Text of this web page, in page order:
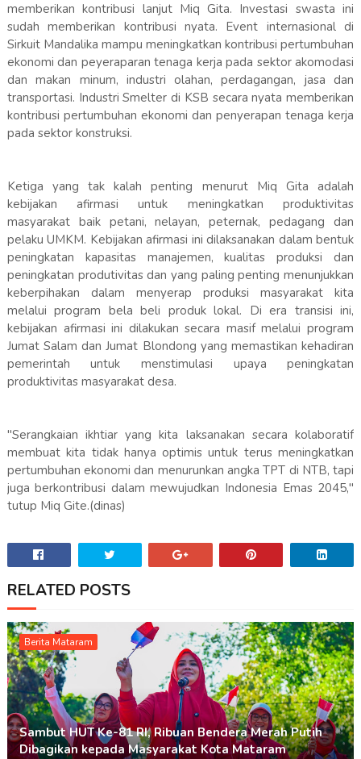
memberikan kontribusi lanjut Miq Gita. Investasi swasta ini
sudah memberikan kontribusi nyata. Event internasional di
Sirkuit Mandalika mampu meningkatkan kontribusi pertumbuhan
ekonomi dan peyeraparan tenaga kerja pada sektor akomodasi
dan makan minum, industri olahan, perdagangan, jasa dan
transportasi. Industri Smelter di KSB secara nyata memberikan
kontribusi pertumbuhan ekonomi dan penyerapan tenaga kerja
pada sektor konstruksi.
Ketiga yang tak kalah penting menurut Miq Gita adalah
kebijakan afirmasi untuk meningkatkan produktivitas
masyarakat baik petani, nelayan, peternak, pedagang dan
pelaku UMKM. Kebijakan afirmasi ini dilaksanakan dalam bentuk
peningkatan kapasitas manajemen, kualitas produksi dan
peningkatan produtivitas dan yang paling penting menunjukkan
keberpihakan dalam menyerap produksi masyarakat kita
melalui program bela beli produk lokal. Di era transisi ini,
kebijakan afirmasi ini dilakukan secara masif melalui program
Jumat Salam dan Jumat Blondong yang memastikan kehadiran
pemerintah untuk menstimulasi upaya peningkatan
produktivitas masyarakat desa.
"Serangkaian ikhtiar yang kita laksanakan secara kolaboratif
membuat kita tidak hanya optimis untuk terus meningkatkan
pertumbuhan ekonomi dan menurunkan angka TPT di NTB, tapi
juga berkontribusi dalam mewujudkan Indonesia Emas 2045,"
tutup Miq Gite.(dinas)
RELATED POSTS
Berita Mataram
Sambut HUT Ke-81 RI, Ribuan Bendera Merah Putih
Dibagikan kepada Masyarakat Kota Mataram